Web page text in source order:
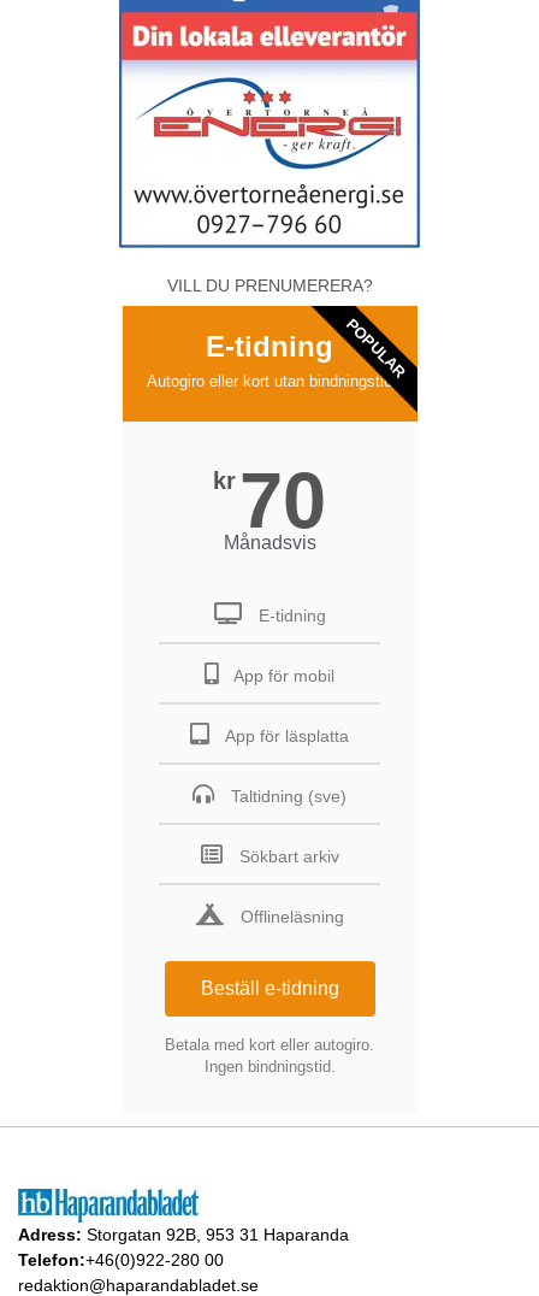
VILL DU PRENUMERERA?
E-tidning
Autogiro eller kort utan bindningstid
kr 70
Månadsvis
E-tidning
App för mobil
App för läsplatta
Taltidning (sve)
Sökbart arkiv
Offlineläsning
Beställ e-tidning
Betala med kort eller autogiro.
Ingen bindningstid.
POPULAR
Adress: Storgatan 92B, 953 31 Haparanda
Telefon:+46(0)922-280 00
redaktion@haparandabladet.se